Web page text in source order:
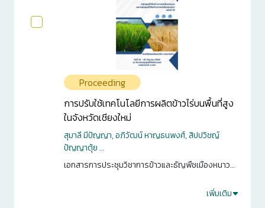
Proceeding
การปรับใช้เทคโนโลยีการผลิตข้าวไร่บนพื้นที่สูง
ในจังหวัดเชียงใหม่
สุมาลี มีปัญญา, อภิวัฒน์ หาญธนพงศ์, สิปปวิชญ์
ปัญญาตุ้ย ...
เอกสารการประชุมวิชาการข้าวและธัญพืชเมืองหนาว
ข้าวภาคเหนือตอนล่าง ครั้งที่ 15. กรุงเทพฯ. 2568. หน้า
เพิ่มเติม